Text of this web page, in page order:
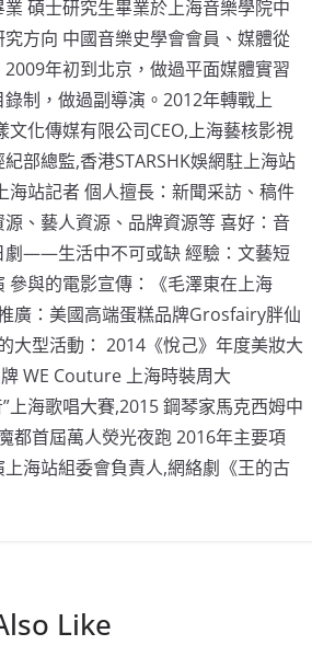
碩士研究生畢業於上海音樂學院中
方向 中國音樂史學會會員、媒體從
年初到北京，做過平面媒體實習
制，做過副導演。2012年轉戰上
文化傳媒有限公司CEO,上海藝核影視
部總監,香港STARSHK娛網駐上海站
海站記者 個人擅長：新聞采訪、稿件
、藝人資源、品牌資源等 喜好：音
劇——生活中不可或缺 經驗：文藝短
參與的電影宣傳：《毛澤東在上海
廣：美國高端蛋糕品牌Grosfairy胖仙
大型活動： 2014《悅己》年度美妝大
WE Couture 上海時裝周大
上海歌唱大賽,2015 鋼琴家馬克西姆中
都首屆萬人熒光夜跑 2016年主要項
海站組委會負責人,網絡劇《王的古
Like